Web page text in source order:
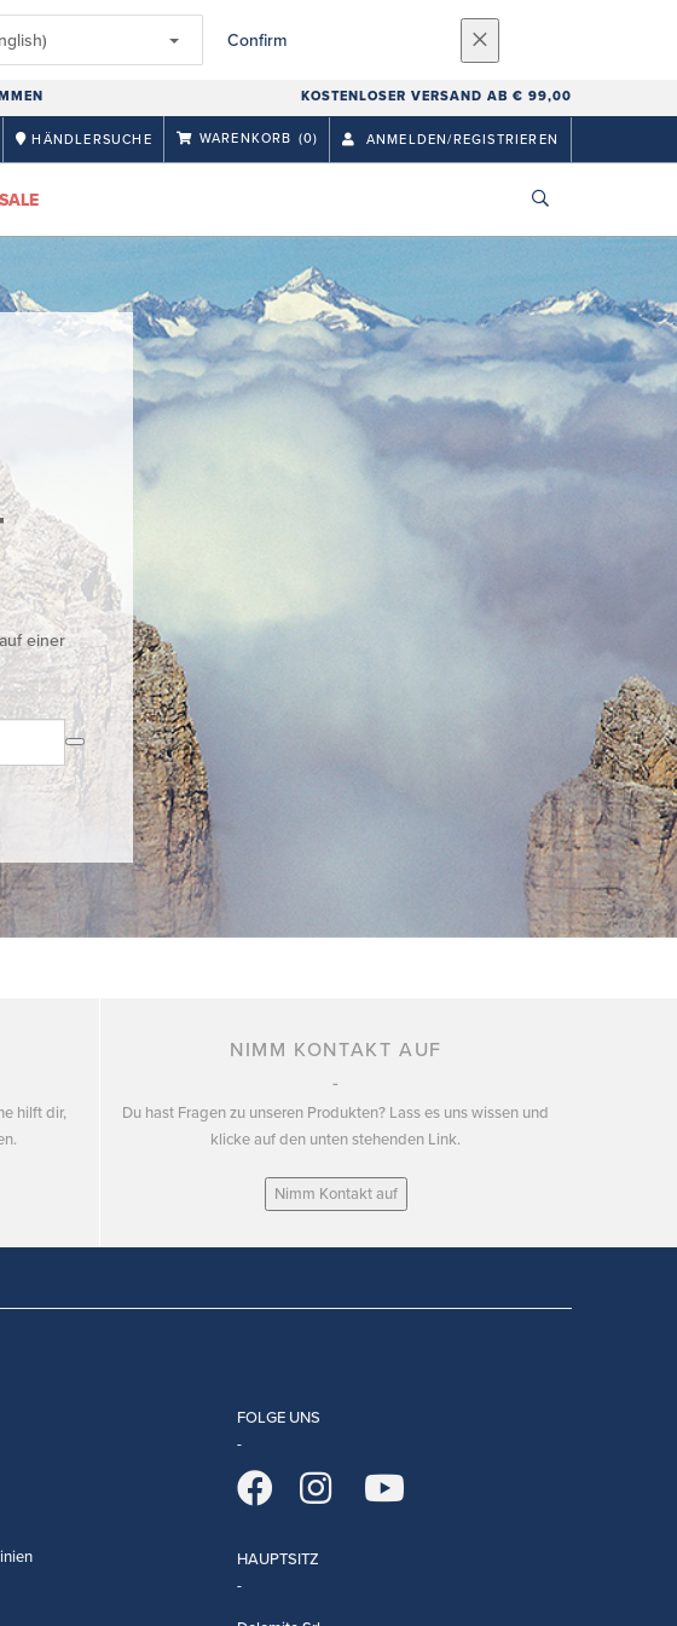
Confirm
KOSTENLOSER VERSAND AB € 99,00
HÄNDLERSUCHE WARENKORB (0) ANMELDEN/REGISTRIEREN
SALE
einer
hilft dir,
NIMM KONTAKT AUF
Du hast Fragen zu unseren Produkten? Lass es uns wissen und
klicke auf den unten stehenden Link.
Nimm Kontakt auf
FOLGE UNS
HAUPTSITZ